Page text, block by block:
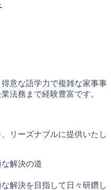
意な語学力で複雑な家事事
法務まで経験豊富です。
リーズナブルに提供いたし
解決の道
解決を目指して日々研鑽し